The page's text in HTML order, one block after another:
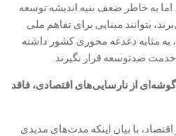
اما به خاطر ضعف بنیه اندیشه توسعه
بتوانند مبنایی برای تفاهم ملی
به مثابه دغدغه محوری کشور داشته
در خدمت ضدتوسعه قرار نگیرند.
از نارسایی‌های اقتصادی، فاقد
با بیان اینکه مدت‌های مدیدی